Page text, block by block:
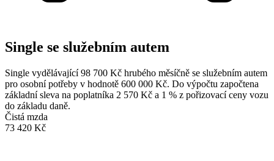
Single se služebním autem
Single vydělávající 98 700 Kč hrubého měsíčně se služebním autem
pro osobní potřeby v hodnotě 600 000 Kč. Do výpočtu započtena
základní sleva na poplatníka 2 570 Kč a 1 % z pořizovací ceny vozu
do základu daně.
Čistá mzda
73 420 Kč